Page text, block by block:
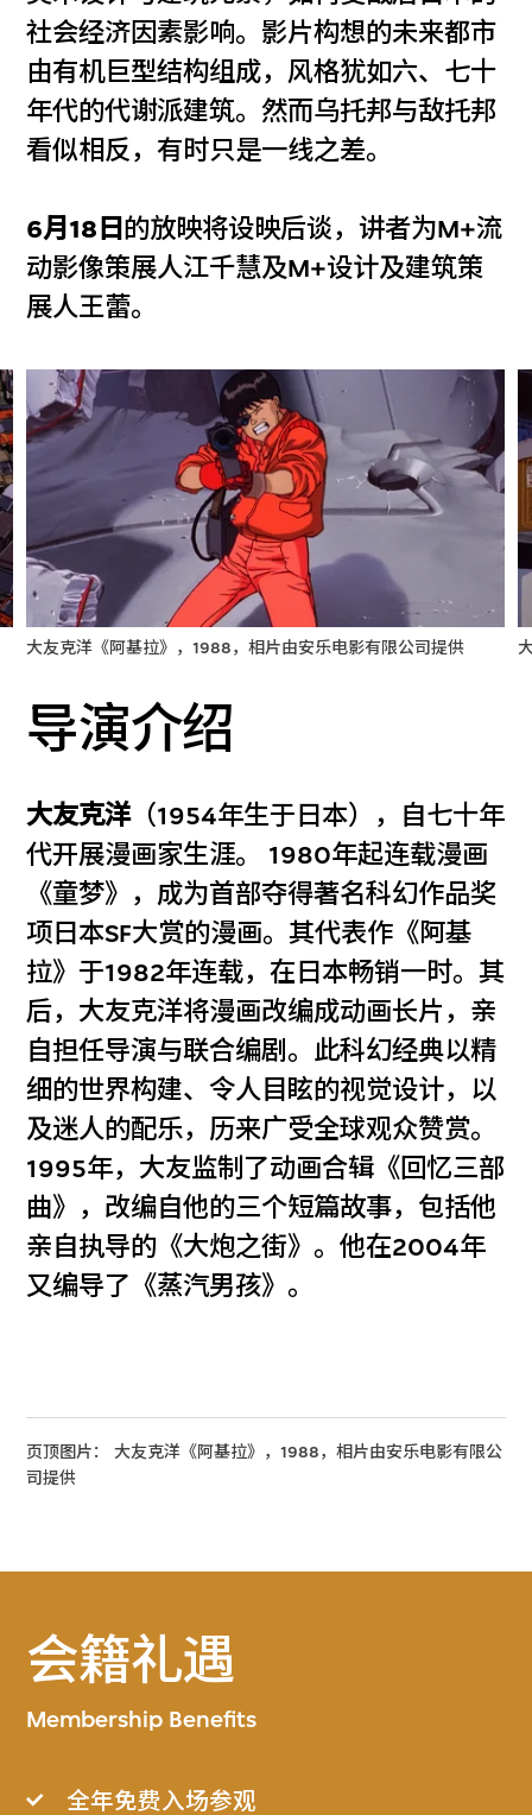
社会经济因素影响。影片构想的未来都市
由有机巨型结构组成，风格犹如六、七十
年代的代谢派建筑。然而乌托邦与敌托邦
看似相反，有时只是一线之差。
6月18日 的放映将设映后谈，讲者为M+流
动影像策展人江千慧及M+设计及建筑策
展人王蕾。
大友克洋《阿基拉》，1988，相片由安乐电影有限公司提供
导演介绍
大友克洋（1954年生于日本），自七十年
代开展漫画家生涯。 1980年起连载漫画
《童梦》，成为首部夺得著名科幻作品奖
项日本SF大赏的漫画。其代表作《阿基
拉》于1982年连载，在日本畅销一时。其
后，大友克洋将漫画改编成动画长片，亲
自担任导演与联合编剧。此科幻经典以精
细的世界构建、令人目眩的视觉设计，以
及迷人的配乐，历来广受全球观众赞赏。
1995年，大友监制了动画合辑《回忆三部
曲》，改编自他的三个短篇故事，包括他
亲自执导的《大炮之街》。他在2004年
又编导了《蒸汽男孩》。
页顶图片： 大友克洋《阿基拉》，1988，相片由安乐电影有限公
司提供
会籍礼遇
Membership Benefits
全年免费入场参观